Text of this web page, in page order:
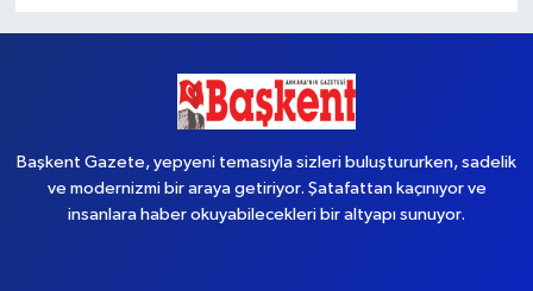
Başkent Gazete, yepyeni temasıyla sizleri buluştururken, sadelik
ve modernizmi bir araya getiriyor. Şatafattan kaçınıyor ve
insanlara haber okuyabilecekleri bir altyapı sunuyor.